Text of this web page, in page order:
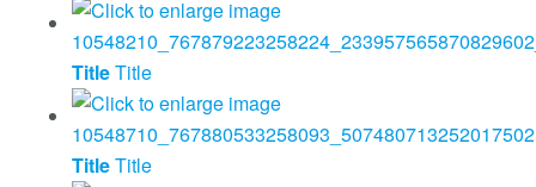
TitleTitle
TitleTitle